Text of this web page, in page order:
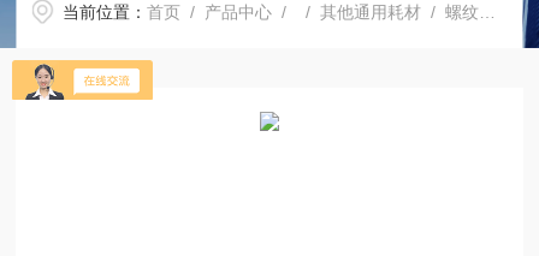
当前位置：首页 / 产品中心 / /其他通用耗材 / 螺纹接头，适用于Dispensette? 远距离分液系统，PTFE材质